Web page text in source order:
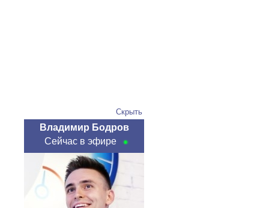
Скрыть
Владимир Бодров
Сейчас в эфире